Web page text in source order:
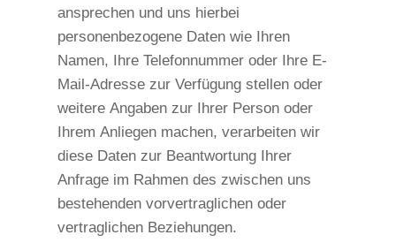
ansprechen und uns hierbei
personenbezogene Daten wie Ihren
Namen, Ihre Telefonnummer oder Ihre E-
Mail-Adresse zur Verfügung stellen oder
weitere Angaben zur Ihrer Person oder
Ihrem Anliegen machen, verarbeiten wir
diese Daten zur Beantwortung Ihrer
Anfrage im Rahmen des zwischen uns
bestehenden vorvertraglichen oder
vertraglichen Beziehungen.